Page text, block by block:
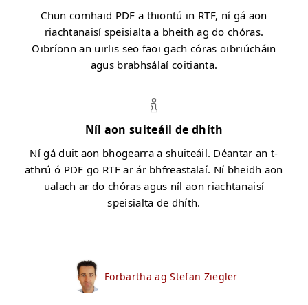
Chun comhaid PDF a thiontú in RTF, ní gá aon
riachtanaisí speisialta a bheith ag do chóras.
Oibríonn an uirlis seo faoi gach córas oibriúcháin
agus brabhsálaí coitianta.
Níl aon suiteáil de dhíth
Ní gá duit aon bhogearra a shuiteáil. Déantar an t-
athrú ó PDF go RTF ar ár bhfreastalaí. Ní bheidh aon
ualach ar do chóras agus níl aon riachtanaisí
speisialta de dhíth.
Forbartha ag Stefan Ziegler